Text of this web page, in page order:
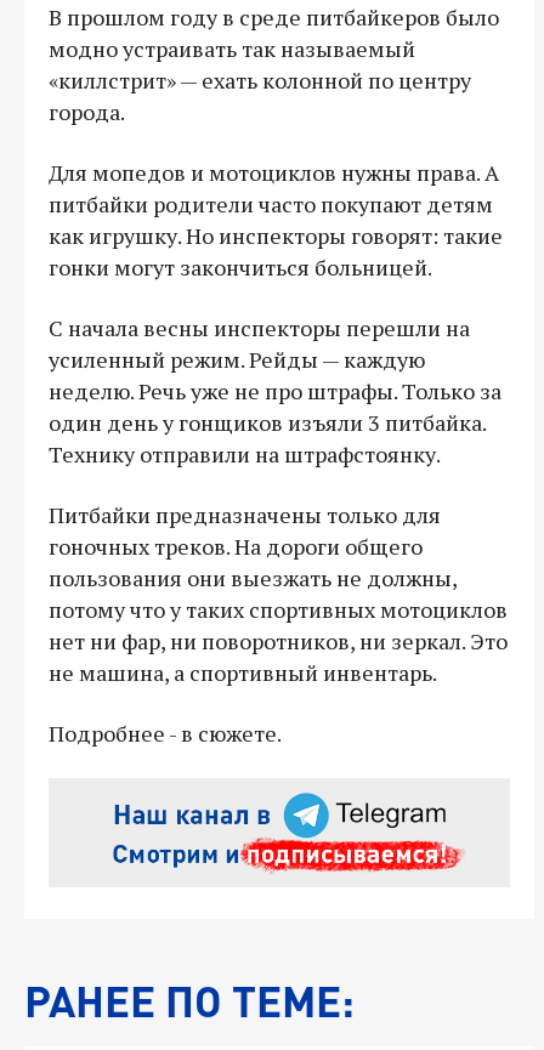
В прошлом году в среде питбайкеров было
модно устраивать так называемый
«киллстрит» — ехать колонной по центру
города.
Для мопедов и мотоциклов нужны права. А
питбайки родители часто покупают детям
как игрушку. Но инспекторы говорят: такие
гонки могут закончиться больницей.
С начала весны инспекторы перешли на
усиленный режим. Рейды — каждую
неделю. Речь уже не про штрафы. Только за
один день у гонщиков изъяли 3 питбайка.
Технику отправили на штрафстоянку.
Питбайки предназначены только для
гоночных треков. На дороги общего
пользования они выезжать не должны,
потому что у таких спортивных мотоциклов
нет ни фар, ни поворотников, ни зеркал. Это
не машина, а спортивный инвентарь.
Подробнее - в сюжете.
РАНЕЕ ПО ТЕМЕ: